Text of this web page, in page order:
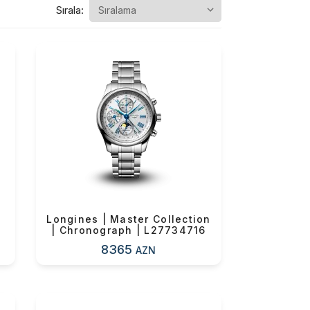
Sırala:
Longines | Master Collection
| Chronograph | L27734716
8365AZN